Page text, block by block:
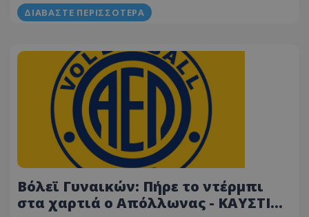
ΔΙΑΒΆΣΤΕ ΠΕΡΙΣΣΌΤΕΡΑ
Βόλεϊ Γυναικών: Πήρε το ντέρμπι
στα χαρτιά ο Απόλλωνας - ΚΑΥΣΤΙΚΗ